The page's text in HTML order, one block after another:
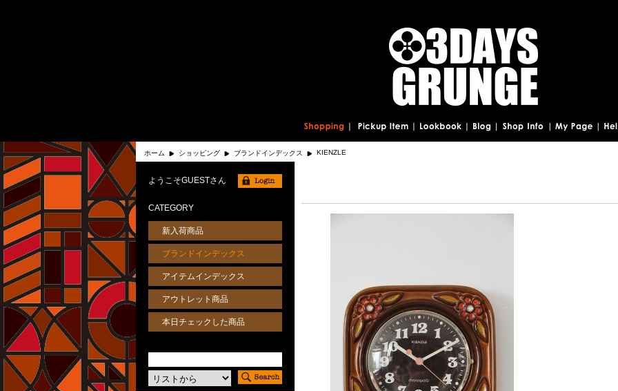
ホーム ショッピング ブランドインデックス KIENZLE
ようこそGUESTさん
CATEGORY
新入荷商品
ブランドインデックス
アイテムインデックス
アウトレット商品
本日チェックした商品